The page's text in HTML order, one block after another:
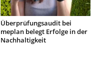
Überprüfungsaudit bei
meplan belegt Erfolge in der
Nachhaltigkeit